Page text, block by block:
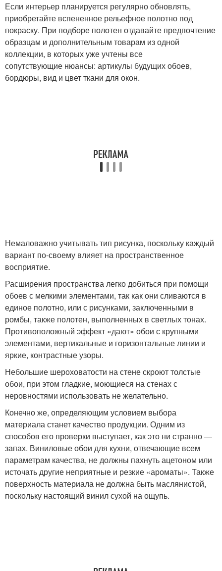
Если интерьер планируется регулярно обновлять,
приобретайте вспененное рельефное полотно под
покраску. При подборе полотен отдавайте предпочтение
образцам и дополнительным товарам из одной
коллекции, в которых уже учтены все
сопутствующие нюансы: артикулы будущих обоев,
бордюры, вид и цвет ткани для окон.
Немаловажно учитывать тип рисунка, поскольку каждый
вариант по-своему влияет на пространственное
восприятие.
Расширения пространства легко добиться при помощи
обоев с мелкими элементами, так как они сливаются в
единое полотно, или с рисунками, заключенными в
ромбы, также полотен, выполненных в светлых тонах.
Противоположный эффект «дают» обои с крупными
элементами, вертикальные и горизонтальные линии и
яркие, контрастные узоры.
Небольшие шероховатости на стене скроют толстые
обои, при этом гладкие, моющиеся на стенах с
неровностями использовать не желательно.
Конечно же, определяющим условием выбора
материала станет качество продукции. Одним из
способов его проверки выступает, как это ни странно —
запах. Виниловые обои для кухни, отвечающие всем
параметрам качества, не должны пахнуть ацетоном или
источать другие неприятные и резкие «ароматы». Также
поверхность материала не должна быть маслянистой,
поскольку настоящий винил сухой на ощупь.